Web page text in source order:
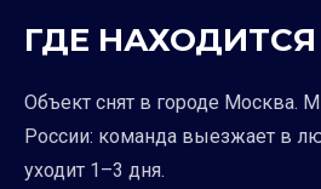
ГДЕ
Объект снят в городе Москва.
России: команда выезжает в
уходит 1–3 дня.